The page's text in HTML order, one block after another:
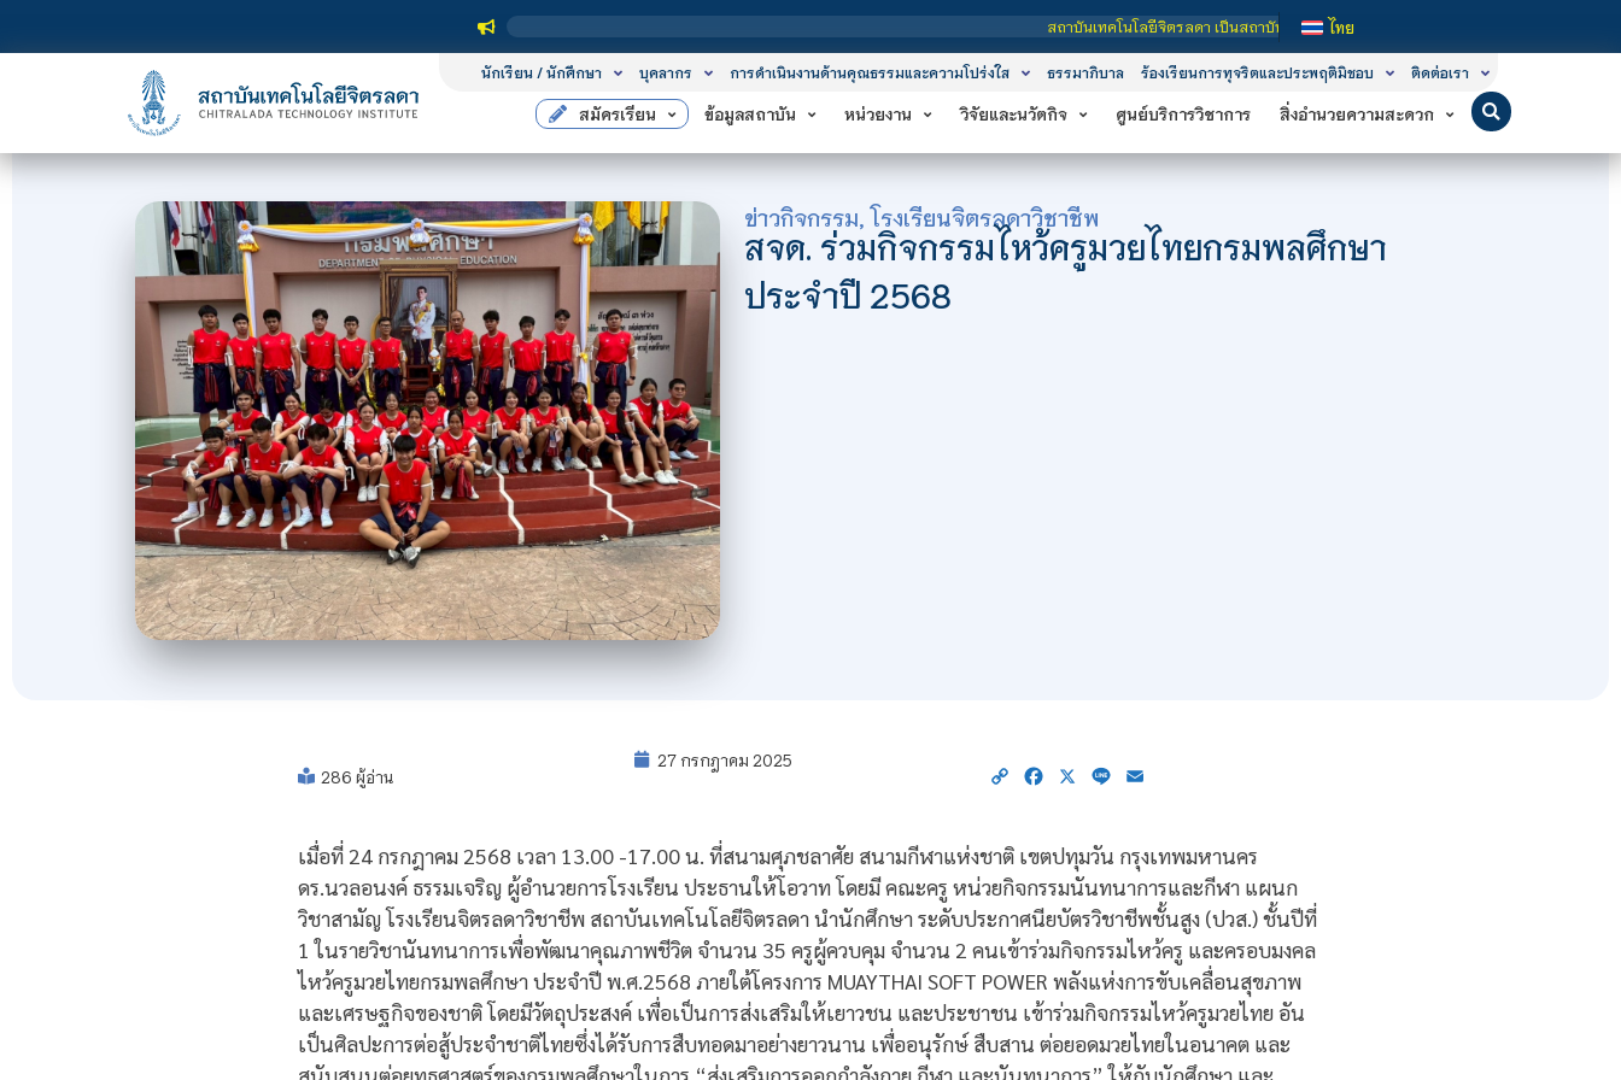
สถาบันเทคโนโลยีจิตรลดา เป็นสถาบันอุดมศึกษาในกำกับของรัฐ เปิดหลักสูตรการเรียนการสอน 3 ระดับ คือ ร
ไทย
นักเรียน / นักศึกษา บุคลากร การดำเนินงานด้านคุณธรรมและความโปร่งใส ธรรมาภิบาล ร้องเรียนการทุจริตและประพฤติมิชอบ ติดต่อเรา
สมัครเรียน ข้อมูลสถาบัน หน่วยงาน วิจัยและนวัตกิจ ศูนย์บริการวิชาการ สิ่งอำนวยความสะดวก
ข่าวกิจกรรม,โรงเรียนจิตรลดาวิชาชีพ
สจด. ร่วมกิจกรรมไหว้ครูมวยไทยกรมพลศึกษา
ประจำปี 2568
286 ผู้อ่าน
27 กรกฎาคม 2025
Copy Facebook
X Line
เมื่อที่ 24 กรกฎาคม 2568 เวลา 13.00 -17.00 น. ที่สนามศุภชลาศัย สนามกีฬาแห่งชาติ เขตปทุมวัน กรุงเทพมหานคร
ดร.นวลอนงค์ ธรรมเจริญ ผู้อำนวยการโรงเรียน ประธานให้โอวาท โดยมี คณะครู หน่วยกิจกรรมนันทนาการและกีฬา แผนก
วิชาสามัญ โรงเรียนจิตรลดาวิชาชีพ สถาบันเทคโนโลยีจิตรลดา นำนักศึกษา ระดับประกาศนียบัตรวิชาชีพชั้นสูง (ปวส.) ชั้นปีที่
1 ในรายวิชานันทนาการเพื่อพัฒนาคุณภาพชีวิต จำนวน 35 ครูผู้ควบคุม จำนวน 2 คนเข้าร่วมกิจกรรมไหว้ครู และครอบมงคล
ไหว้ครูมวยไทยกรมพลศึกษา ประจำปี พ.ศ.2568 ภายใต้โครงการ MUAYTHAI SOFT POWER พลังแห่งการขับเคลื่อนสุขภาพ
และเศรษฐกิจของชาติ โดยมีวัตถุประสงค์ เพื่อเป็นการส่งเสริมให้เยาวชน และประชาชน เข้าร่วมกิจกรรมไหว้ครูมวยไทย อัน
เป็นศิลปะการต่อสู้ประจำชาติไทยซึ่งได้รับการสืบทอดมาอย่างยาวนาน เพื่ออนุรักษ์ สืบสาน ต่อยอดมวยไทยในอนาคต และ